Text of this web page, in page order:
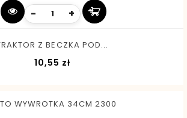
- +
Z BECZKA POD...
10,55 złCena
WYWROTKA 34CM 2300